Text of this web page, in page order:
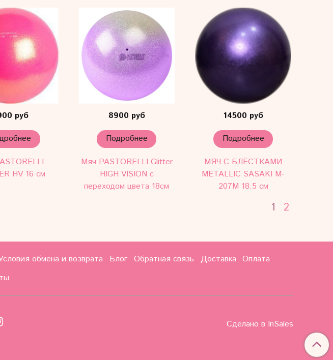
руб
HV 16 см
8900 руб
Подробнее
Мяч PASTORELLI Glitter
HIGH VISION с
переходом цвета 18см
14500 руб
Подробнее
МЯЧ С БЛЁСТКАМИ
METALLIC SASAKI M-
207M 18.5 см
1 2
обмена и возврата Блог Обратная связь Доставка Оплата
Сделано в InSales